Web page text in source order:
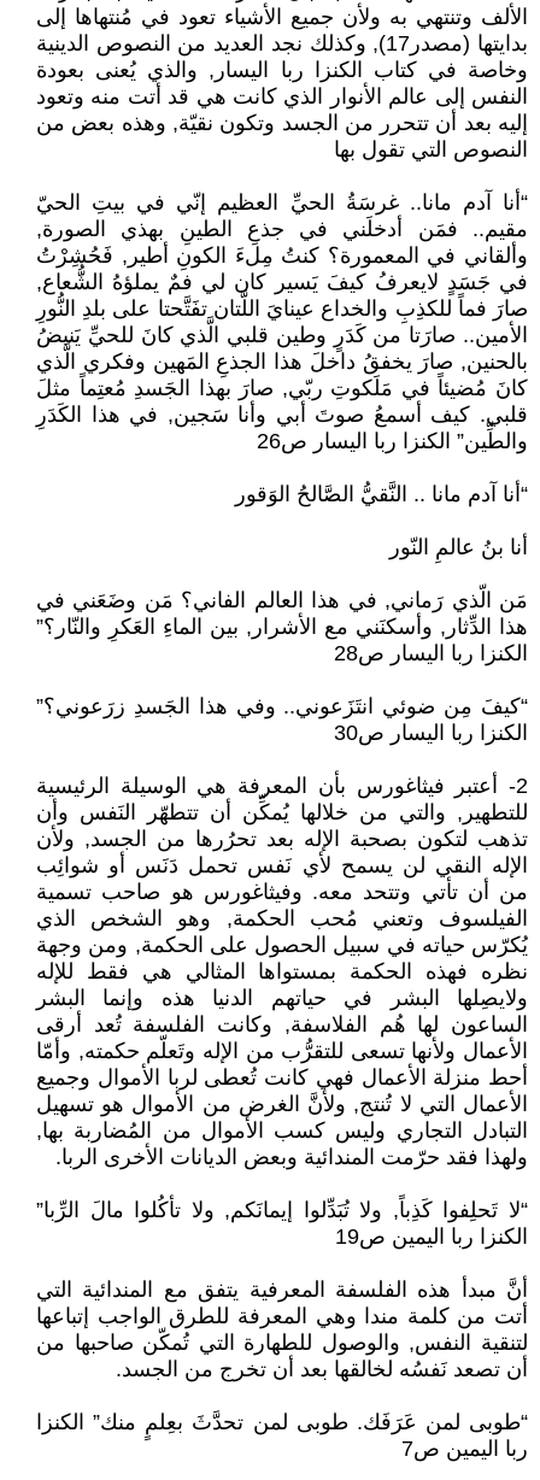
الألف وتنتهي به ولأن جميع الأشياء تعود في مُنتهاها إلى
بدايتها (مصدر17), وكذلك نجد العديد من النصوص الدينية
وخاصة في كتاب الكنزا ربا اليسار, والذي يُعنى بعودة
النفس إلى عالم الأنوار الذي كانت هي قد أتت منه وتعود
إليه بعد أن تتحرر من الجسد وتكون نقيّة, وهذه بعض من
النصوص التي تقول بها
“أنا آدم مانا.. غرسَةُ الحيِّ العظيم إنّي في بيتِ الحيّ
مقيم.. فمَن أدخلَني في جذعِ الطينِ بهذي الصورة,
وألقاني في المعمورة؟ كنتُ مِلءَ الكونِ أطير, فَحُشِرْتُ
في جَسَدٍ لايعرفُ كيفَ يَسير كان لي فمٌ يملؤهُ الشُّعاع,
صارَ فماً للكذِبِ والخداع عينايَ اللَّتان تفَتَّحتا على بلدِ النُّورِ
الأمين.. صارَتا من كَدَرٍ وطين قلبي الَّذي كانَ للحيِّ يَنبضُ
بالحنين, صارَ يخفقُ داخلَ هذا الجذعِ المَهين وفكري الَّذي
كانَ مُضيئاً في مَلَكوتِ ربّي, صارَ بهذا الجَسدِ مُعتِماً مثلَ
قلبي. كيف أسمعُ صوتَ أبي وأنا سَجين, في هذا الكَدَرِ
والطِّين” الكنزا ربا اليسار ص26
“أنا آدم مانا .. النَّقيُّ الصَّالحُ الوَقور
أنا بنُ عالمِ النّور
مَن الّذي رَماني, في هذا العالم الفاني؟ مَن وضَعَني في
هذا الدِّثار, وأسكنَني مع الأشرار, بين الماءِ العَكرِ والنّار؟”
الكنزا ربا اليسار ص28
“كيفَ مِن ضوئي انتَزَعوني.. وفي هذا الجَسدِ زرَعوني؟”
الكنزا ربا اليسار ص30
2- أعتبر فيثاغورس بأن المعرفة هي الوسيلة الرئيسية
للتطهير, والتي من خلالها يُمكِّن أن تتطهّر النَفس وأن
تذهب لتكون بصحبة الإله بعد تحرُرها من الجسد, ولأن
الإله النقي لن يسمح لأي نَفس تحمل دَنَس أو شوائِب
من أن تأتي وتتحد معه. وفيثاغورس هو صاحب تسمية
الفيلسوف وتعني مُحب الحكمة, وهو الشخص الذي
يُكرّس حياته في سبيل الحصول على الحكمة, ومن وجهة
نظره فهذه الحكمة بمستواها المثالي هي فقط للإله
ولايصِلها البشر في حياتهم الدنيا هذه وإنما البشر
الساعون لها هُم الفلاسفة, وكانت الفلسفة تُعد أرقى
الأعمال ولأنها تسعى للتقرُّب من الإله وتَعلّم حكمته, وأمّا
أحط منزلة الأعمال فهي كانت تُعطى لربا الأموال وجميع
الأعمال التي لا تُنتج, ولأنَّ الغرض من الأموال هو تسهيل
التبادل التجاري وليس كسب الأموال من المُضاربة بها,
ولهذا فقد حرّمت المندائية وبعض الديانات الأخرى الربا.
“لا تَحلِفوا كَذِباً, ولا تُبَدِّلوا إيمانَكم, ولا تأكُلوا مالَ الرِّبا”
الكنزا ربا اليمين ص19
أنَّ مبدأ هذه الفلسفة المعرفية يتفق مع المندائية التي
أتت من كلمة مندا وهي المعرفة للطرق الواجب إتباعها
لتنقية النفس, والوصول للطهارة التي تُمكّن صاحبها من
أن تصعد نَفسُه لخالقها بعد أن تخرج من الجسد.
“طوبى لمن عَرَفَك. طوبى لمن تحدَّثَ بعِلمٍ منك” الكنزا
ربا اليمين ص7